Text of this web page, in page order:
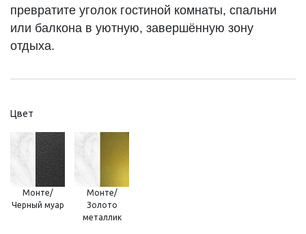
превратите уголок гостиной комнаты, спальни
или балкона в уютную, завершённую зону
отдыха.
Цвет
Монте/
Черный муар
Монте/
Золото
металлик